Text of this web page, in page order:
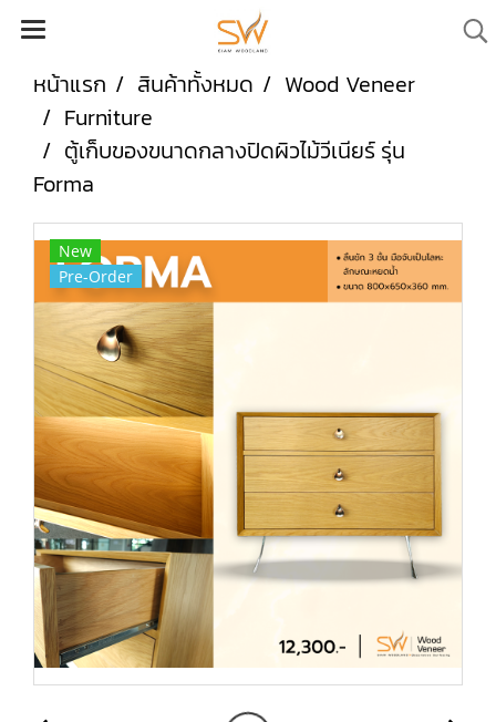
หน้าแรก สินค้าทั้งหมด
Wood Veneer
Furniture
ตู้เก็บของขนาดกลางปิดผิวไม้วีเนียร์ รุ่น
Forma
New
Pre-Order